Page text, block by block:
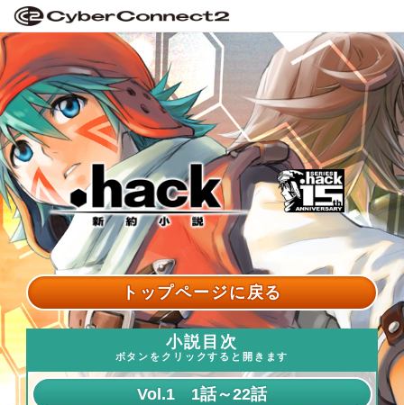
トップページに戻る
小説目次
ボタンをクリックすると開きます
Vol.1 1話～22話